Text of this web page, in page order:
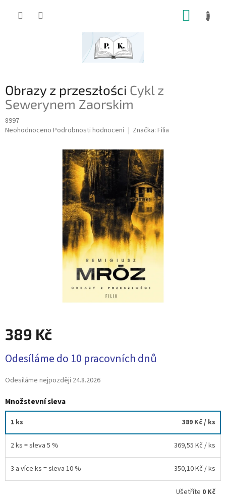
Obrazy z przeszłości Cykl z
Sewerynem Zaorskim
8997
Průměrné
Neohodnoceno Podrobnosti hodnocení Značka: Filia
389 Kč
cena:
Odesíláme do 10 pracovních dnů
Odesíláme nejpozději 24.8.2026
Množstevní sleva
1 ks 389 Kč/ ks
2 ks = sleva 5 % 369,55 Kč / ks
3 a více ks = sleva 10 % 350,10 Kč / ks
Ušetříte 0 Kč